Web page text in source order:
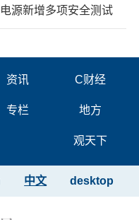
源新增多项安全测试
资讯 C财经
专栏 地方
观天下
desktop
中文